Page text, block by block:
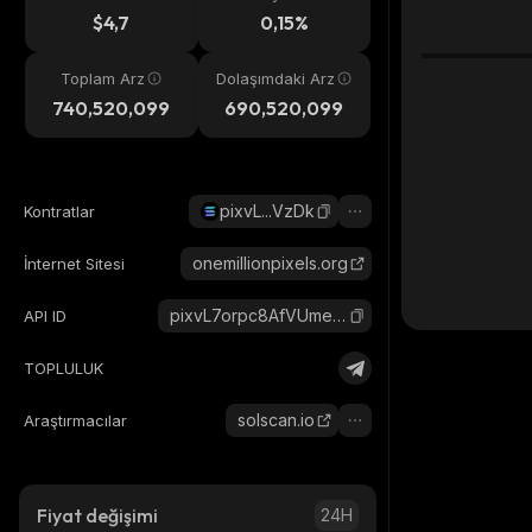
$4,7 0,15%
Toplam Arz
740,520,099
Dolaşımdaki Arz
690,520,099
Kontratlar pixvL...VzDk
İnternet Sitesi onemillionpixels.org
API ID pixvL7orpc8AfVUmeQ3kJZ588EegnXSQd7UW4TcVzDk_solana
TOPLULUK
Araştırmacılar solscan.io
Fiyat değişimi 24H